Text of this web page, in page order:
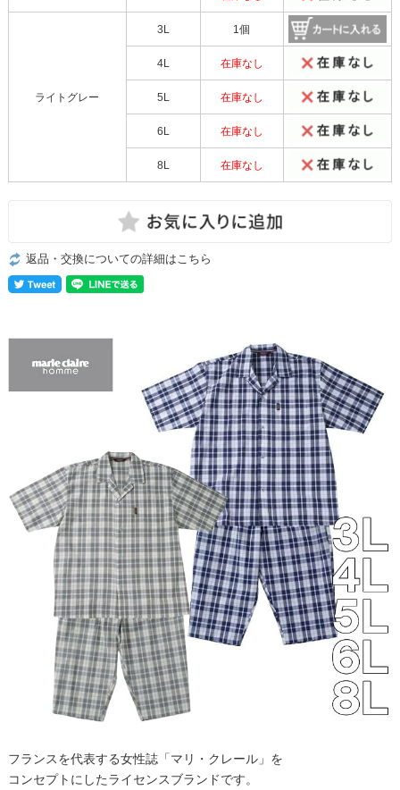
ライトグレー
3L 1個
4L 在庫なし
5L 在庫なし
6L 在庫なし
8L 在庫なし
返品・交換についての詳細はこちら
フランスを代表する女性誌「マリ・クレール」を
コンセプトにしたライセンスブランドです。